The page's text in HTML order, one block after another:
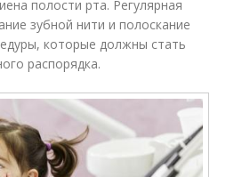
полости рта. Регулярная
зубной нити и полоскание
которые должны стать
распорядка.